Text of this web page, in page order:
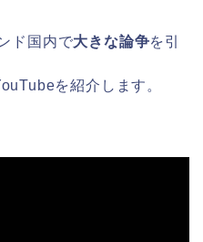
ド国内で大きな論争を引
を紹介します。